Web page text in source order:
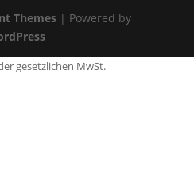
Themes| Powered by
gesetzlichen MwSt.